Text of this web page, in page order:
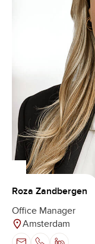
Roza Zandbergen
Office Manager
Amsterdam